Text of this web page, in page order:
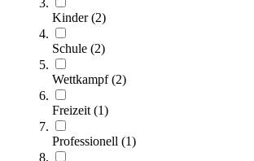
Kinder(2)
Schule (2)
Wettkampf(2)
Freizeit (1)
Professionell (1)
Torverkleinerung für Handballtor PES-
155,00 €
Zum Produkt
Noch 2 auf Lager
SALE